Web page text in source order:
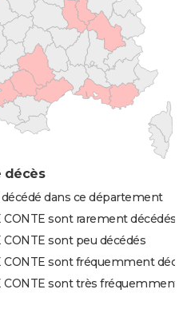
décès
dans ce département
sont rarement décédés
sont peu décédés
sont fréquemment
sont très fréquemment